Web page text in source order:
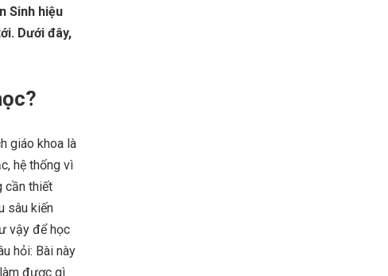
Sinh hiệu
Dưới đây,
giáo khoa là
hệ thống vì
cần thiết
sâu kiến
vậy để học
hỏi: Bài này
được gì